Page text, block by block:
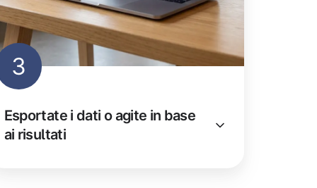
3
Esportate i dati o agite in base
ai risultati